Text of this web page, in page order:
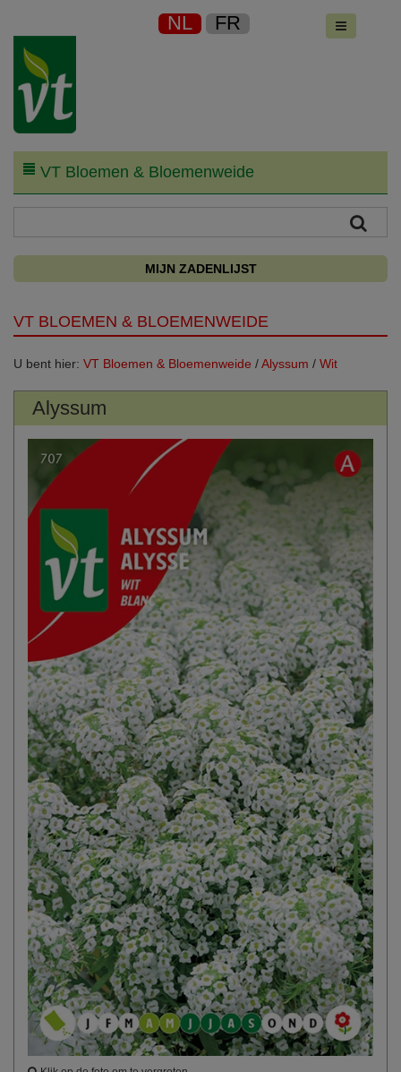
NL FR
VT Bloemen & Bloemenweide
MIJN ZADENLIJST
VT BLOEMEN & BLOEMENWEIDE
U bent hier: VT Bloemen & Bloemenweide /Alyssum / Wit
Alyssum